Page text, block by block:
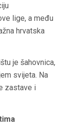
lige, a među
hrvatska
je šahovnica,
svijeta. Na
zastave i